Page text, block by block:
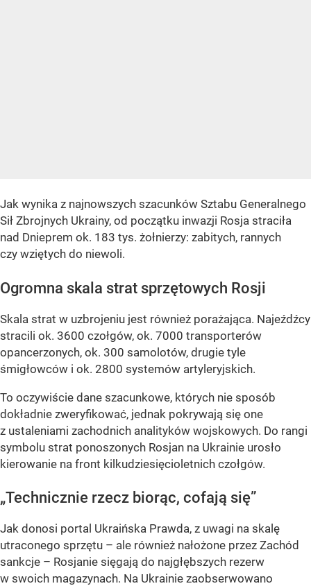
Jak wynika z najnowszych szacunków Sztabu Generalnego
Sił Zbrojnych Ukrainy, od początku inwazji Rosja straciła
nad Dnieprem ok. 183 tys. żołnierzy: zabitych, rannych
czy wziętych do niewoli.
Ogromna skala strat sprzętowych Rosji
Skala strat w uzbrojeniu jest również porażająca. Najeźdźcy
stracili ok. 3600 czołgów, ok. 7000 transporterów
opancerzonych, ok. 300 samolotów, drugie tyle
śmigłowców i ok. 2800 systemów artyleryjskich.
To oczywiście dane szacunkowe, których nie sposób
dokładnie zweryfikować, jednak pokrywają się one
z ustaleniami zachodnich analityków wojskowych. Do rangi
symbolu strat ponoszonych Rosjan na Ukrainie urosło
kierowanie na front kilkudziesięcioletnich czołgów.
„Technicznie rzecz biorąc, cofają się”
Jak donosi portal Ukraińska Prawda, z uwagi na skalę
utraconego sprzętu – ale również nałożone przez Zachód
sankcje – Rosjanie sięgają do najgłębszych rezerw
w swoich magazynach. Na Ukrainie zaobserwowano